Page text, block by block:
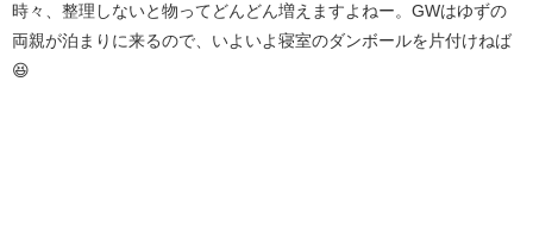
時々、整理しないと物ってどんどん増えますよねー。GWはゆずの
両親が泊まりに来るので、いよいよ寝室のダンボールを片付けねば
😆